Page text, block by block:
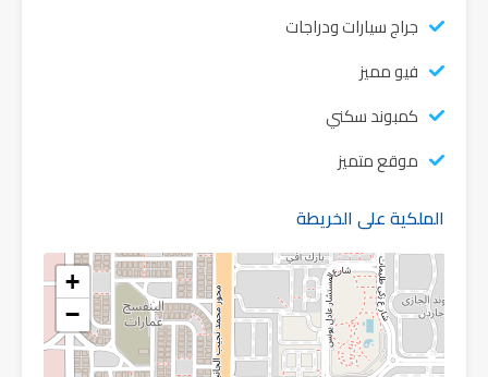
جراج سيارات ودراجات
فيو مميز
كمبوند سكني
موقع متميز
الملكية على الخريطة
+
−